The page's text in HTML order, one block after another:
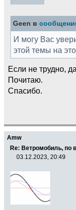
Geen в
И могу Вас
этой темы на
Если не трудно,
Почитаю.
Спасибо.
Amw
Re: Ветромобиль, по
03.12.2023, 20:49